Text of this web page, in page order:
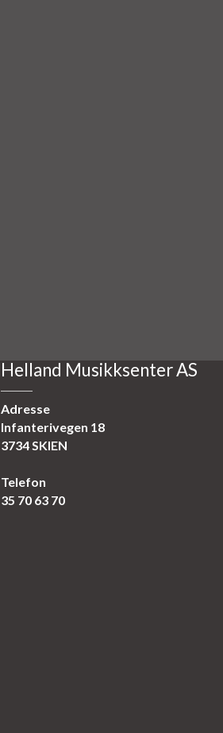
Helland Musikksenter AS
Adresse
Infanterivegen 18
3734 SKIEN
Telefon
35 70 63 70